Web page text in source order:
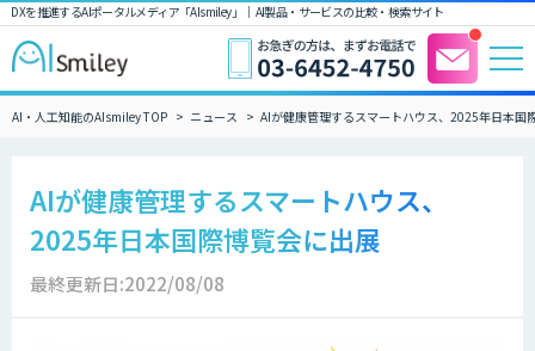
DXを推進するAIポータルメディア「AIsmiley」｜ AI製品・サービスの比較・検索サイト
AI・人工知能のAIsmiley TOP ニュース AIが健康管理するスマートハウス、2025年日本国
AIが健康管理するスマートハウス、
2025年日本国際博覧会に出展
最終更新日:2022/08/08